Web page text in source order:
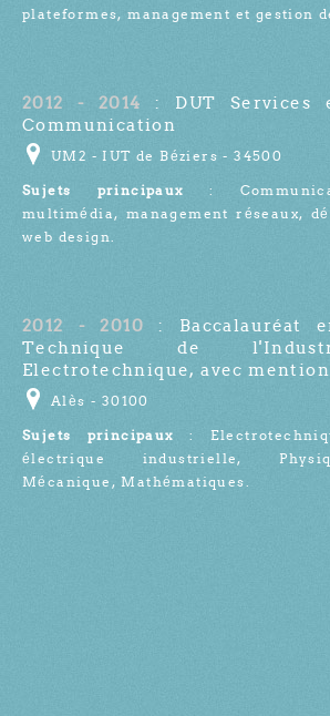
plateformes, management et gestion
2012 - 2014 : DUT Services
Communication
UM2 - IUT de Béziers - 34500
Sujets principaux :
multimédia, management réseaux,
web design.
2012 - 2010 : Baccalauréat
Technique de
Electrotechnique, avec mention
Alès - 30100
Sujets principaux :
électrique industrielle,
Mécanique, Mathématiques.